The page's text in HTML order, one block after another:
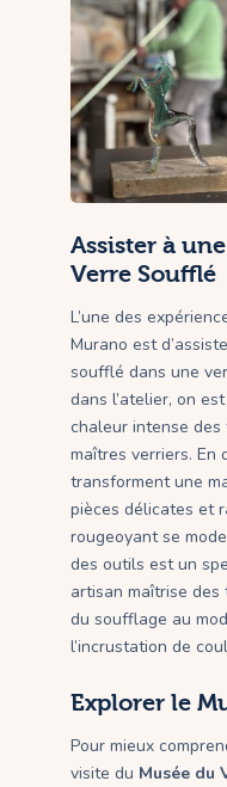
Assister à
Verre Soufflé
L’une des
Murano est
soufflé dans une
dans l’atelier, on
chaleur intense
maîtres verriers. En
transforment une
pièces délicates et
rougeoyant se
des outils est un
artisan maîtrise
du soufflage au
l’incrustation de
Explorer le
Pour mieux
visite du Musée du